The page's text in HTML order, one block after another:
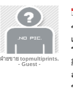
ฝ่ายขาย topmultiprints.
- Guest -